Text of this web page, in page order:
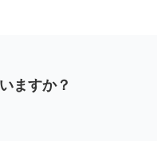
ますか？